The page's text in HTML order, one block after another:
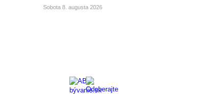
Sobota 8. augusta 2026